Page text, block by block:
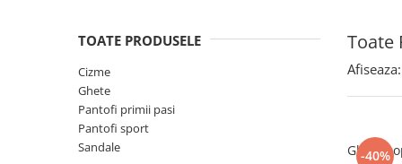
Toate
TOATE PRODUSELE
Cizme
Ghete
Pantofi primii pasi
Pantofi sport
Sandale
Afiseaza:
-40%
Ghete